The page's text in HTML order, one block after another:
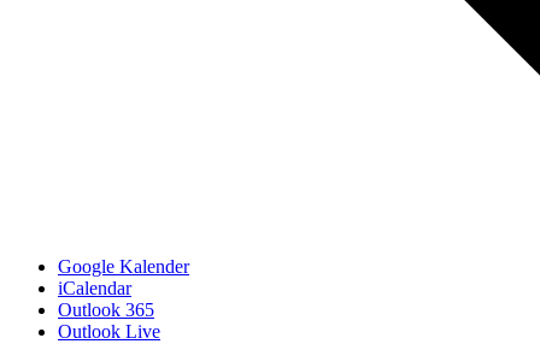
Google Kalender
iCalendar
Outlook 365
Outlook Live